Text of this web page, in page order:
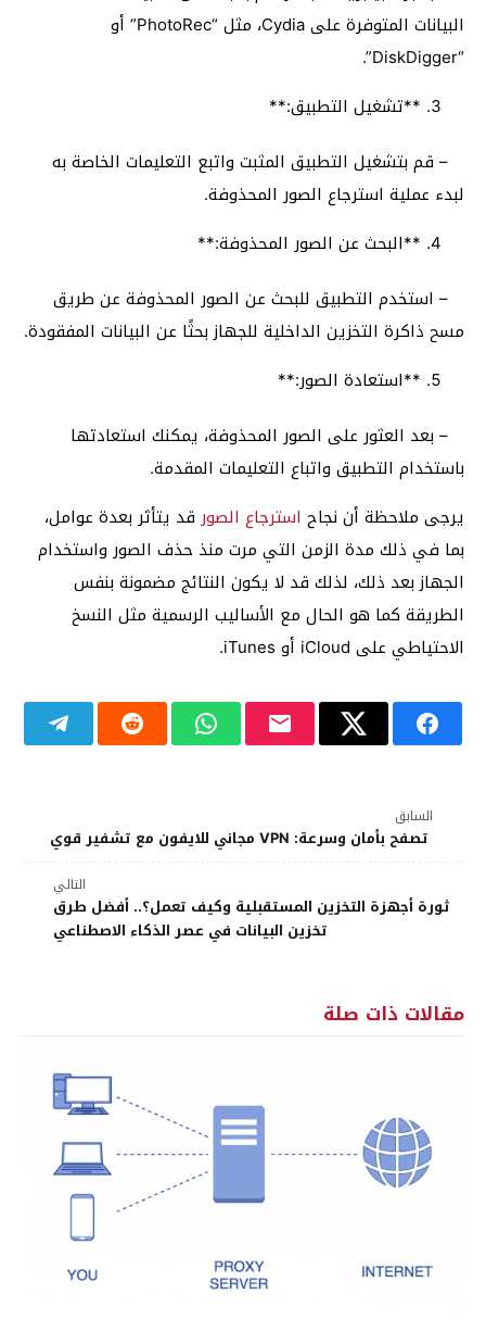
البيانات المتوفرة على Cydia، مثل “PhotoRec” أو
“DiskDigger”.
**تشغيل التطبيق:**
– قم بتشغيل التطبيق المثبت واتبع التعليمات الخاصة به
لبدء عملية استرجاع الصور المحذوفة.
**البحث عن الصور المحذوفة:**
– استخدم التطبيق للبحث عن الصور المحذوفة عن طريق
مسح ذاكرة التخزين الداخلية للجهاز بحثًا عن البيانات المفقودة.
**استعادة الصور:**
– بعد العثور على الصور المحذوفة، يمكنك استعادتها
باستخدام التطبيق واتباع التعليمات المقدمة.
يرجى ملاحظة أن نجاح استرجاع الصور قد يتأثر بعدة عوامل،
بما في ذلك مدة الزمن التي مرت منذ حذف الصور واستخدام
الجهاز بعد ذلك، لذلك قد لا يكون النتائج مضمونة بنفس
الطريقة كما هو الحال مع الأساليب الرسمية مثل النسخ
الاحتياطي على iCloud أو iTunes.
السابق
تصفح بأمان وسرعة: VPN مجاني للايفون مع تشفير قوي
التالي
ثورة أجهزة التخزين المستقبلية وكيف تعمل؟.. أفضل طرق
تخزين البيانات في عصر الذكاء الاصطناعي
مقالات ذات صلة